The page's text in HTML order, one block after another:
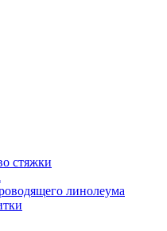
стяжки
линолеума